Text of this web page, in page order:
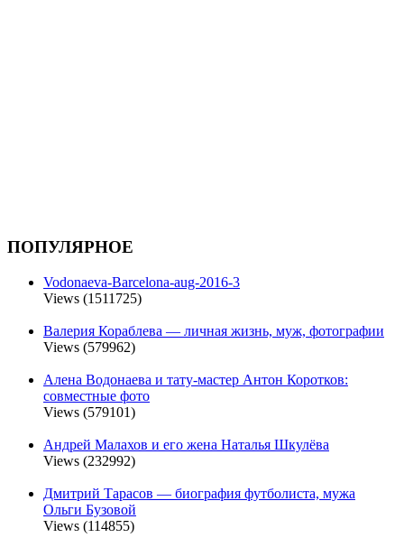
ПОПУЛЯРНОЕ
Vodonaeva-Barcelona-aug-2016-3
Views (1511725)
Валерия Кораблева — личная жизнь, муж, фотографии
Views (579962)
Алена Водонаева и тату-мастер Антон Коротков:
совместные фото
Views (579101)
Андрей Малахов и его жена Наталья Шкулёва
Views (232992)
Дмитрий Тарасов — биография футболиста, мужа
Ольги Бузовой
Views (114855)